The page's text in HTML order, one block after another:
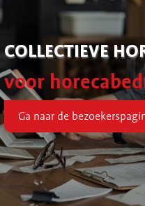
COLLECTIEVE
voor
Ga naar de